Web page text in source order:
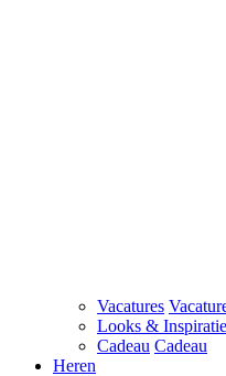
Vacatures
Looks & Inspiratie
Cadeau Cadeau
Heren